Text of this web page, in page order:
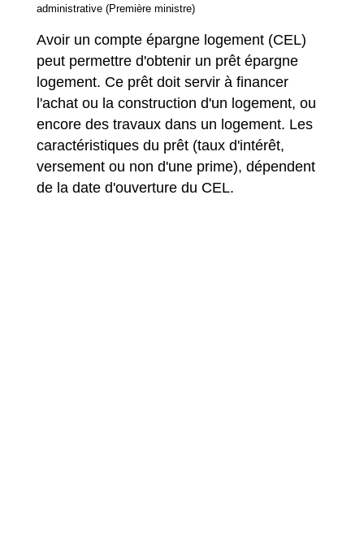
administrative (Première ministre)
Avoir un compte épargne logement (CEL)
peut permettre d'obtenir un prêt épargne
logement. Ce prêt doit servir à financer
l'achat ou la construction d'un logement, ou
encore des travaux dans un logement. Les
caractéristiques du prêt (taux d'intérêt,
versement ou non d'une prime), dépendent
de la date d'ouverture du CEL.